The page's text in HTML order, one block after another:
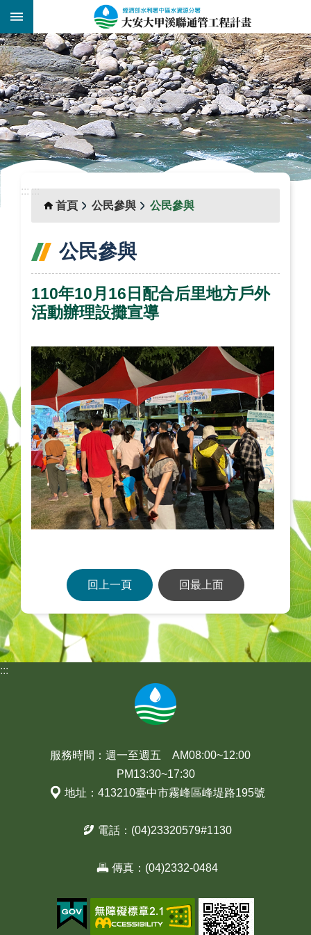
跳到主要內容區塊
::: _
::: :::
首頁
公民參與 公民參與
公民參與
110年10月16日配合后里地方戶外
活動辦理設攤宣導
回上一頁 回最上面
:::
服務時間：週一至週五 AM08:00~12:00
PM13:30~17:30
地址：413210臺中市霧峰區峰堤路195號
電話：(04)23320579#1130
傳真：(04)2332-0484